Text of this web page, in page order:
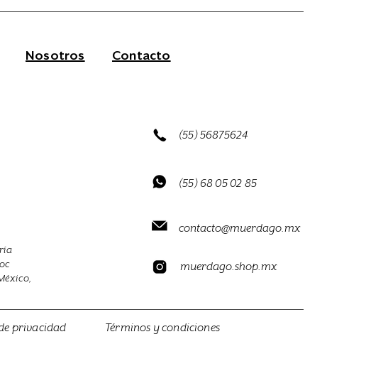
Nosotros Contacto
(55) 56875624
(55) 68 05 02 85
contacto@muerdago.mx
muerdago.shop.mx
privacidad Términos y condiciones